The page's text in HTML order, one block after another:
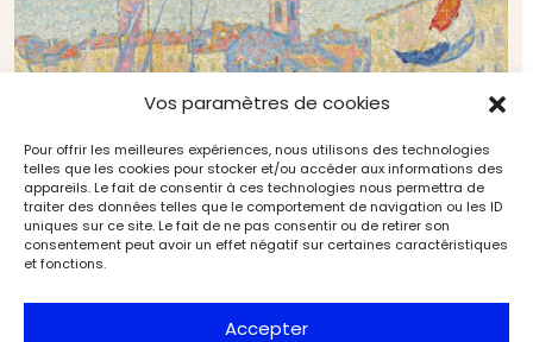
Vos paramètres de cookies
Pour offrir les meilleures expériences, nous utilisons des technologies
telles que les cookies pour stocker et/ou accéder aux informations des
appareils. Le fait de consentir à ces technologies nous permettra de
traiter des données telles que le comportement de navigation ou les ID
uniques sur ce site. Le fait de ne pas consentir ou de retirer son
consentement peut avoir un effet négatif sur certaines caractéristiques
et fonctions.
Accepter
Adjugé ! Lempicka revisite Vermeer, Signac
illumine Zurich